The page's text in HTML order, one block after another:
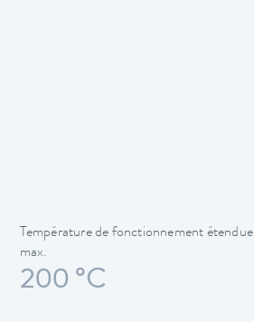
Température de fonctionnement étendue
max.
200 °C